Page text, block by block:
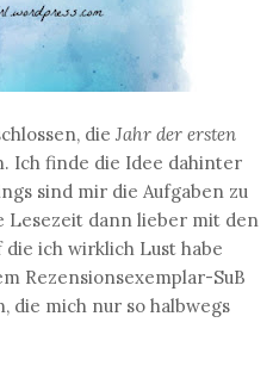
die Jahr der ersten
Ich finde die Idee dahinter
sind mir die Aufgaben zu
Lesezeit dann lieber mit den
ich wirklich Lust habe
Rezensionsexemplar-SuB
die mich nur so halbwegs